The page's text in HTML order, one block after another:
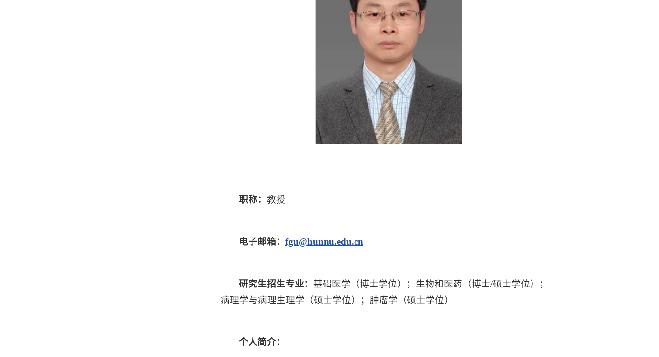
职称： 教授
电子邮箱： fgu@hunnu.edu.cn
研究生招生专业： 基础医学（博士学位）；生物和医药（博士/硕士学位）；
病理学与病理生理学（硕士学位）；肿瘤学（硕士学位）
个人简介：